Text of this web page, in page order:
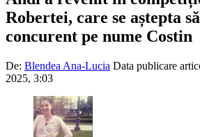
Robertei, care se aștepta
concurent pe nume Costin
De: Blendea Ana-Lucia Data publicare
2025, 3:03